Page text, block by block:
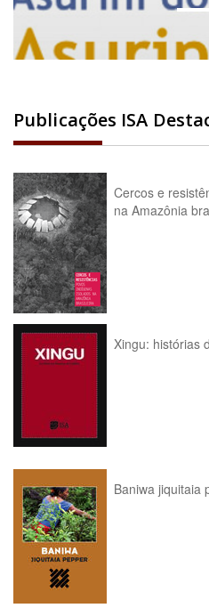
Publicações ISA
Cercos e
na Amazônia
Xingu: histórias
Baniwa jiquitaia